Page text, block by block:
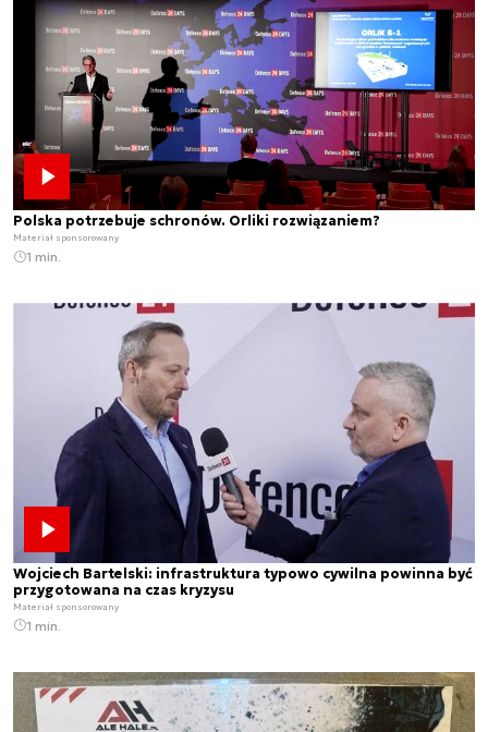
Polska potrzebuje schronów. Orliki rozwiązaniem?
Materiał sponsorowany
1 min.
Wojciech Bartelski: infrastruktura typowo cywilna powinna być
przygotowana na czas kryzysu
Materiał sponsorowany
1 min.